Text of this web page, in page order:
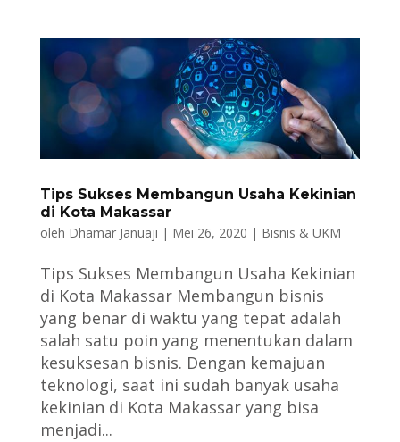
Tips Sukses Membangun Usaha Kekinian
di Kota Makassar
oleh Dhamar Januaji | Mei 26, 2020 | Bisnis & UKM
Tips Sukses Membangun Usaha Kekinian
di Kota Makassar Membangun bisnis
yang benar di waktu yang tepat adalah
salah satu poin yang menentukan dalam
kesuksesan bisnis. Dengan kemajuan
teknologi, saat ini sudah banyak usaha
kekinian di Kota Makassar yang bisa
menjadi...